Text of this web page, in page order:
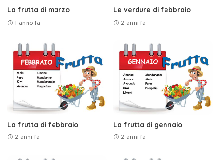
La frutta di marzo
1 anno fa
Le verdure di febbraio
2 anni fa
La frutta di febbraio
2 anni fa
La frutta di gennaio
2 anni fa